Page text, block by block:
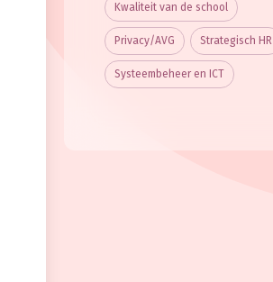
Kwaliteit van de school
Privacy/AVG Strategisch HR
Systeembeheer en ICT